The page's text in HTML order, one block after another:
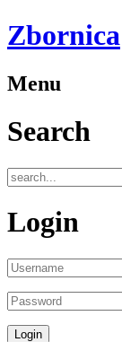
Zbornica
Menu
Search
Login